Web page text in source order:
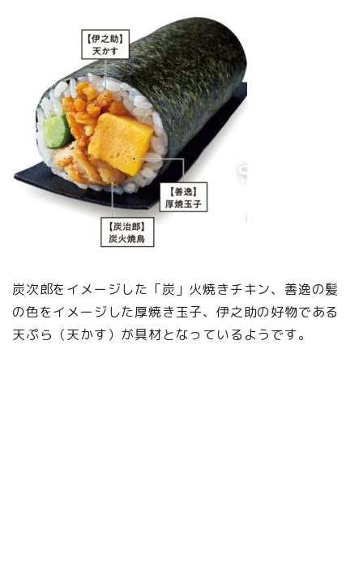
炭次郎をイメージした「炭」火焼きチキン、善逸の髪
の色をイメージした厚焼き玉子、伊之助の好物である
天ぷら（天かす）が具材となっているようです。